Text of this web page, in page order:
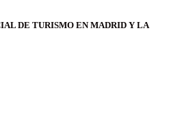
DE TURISMO EN MADRID Y LA